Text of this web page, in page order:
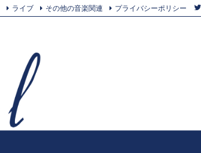
ライブ その他の音楽関連 プライバシーポリシー